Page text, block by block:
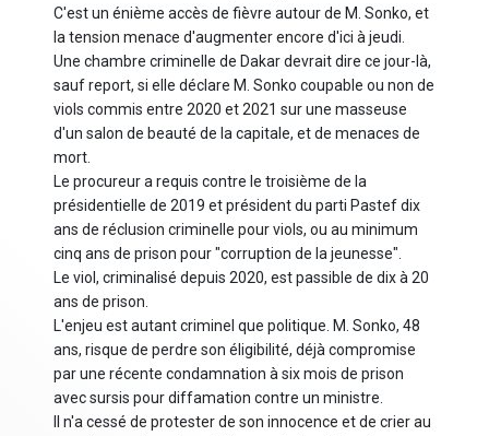
C'est un énième accès de fièvre autour de M. Sonko, et
la tension menace d'augmenter encore d'ici à jeudi.
Une chambre criminelle de Dakar devrait dire ce jour-là,
sauf report, si elle déclare M. Sonko coupable ou non de
viols commis entre 2020 et 2021 sur une masseuse
d'un salon de beauté de la capitale, et de menaces de
mort.
Le procureur a requis contre le troisième de la
présidentielle de 2019 et président du parti Pastef dix
ans de réclusion criminelle pour viols, ou au minimum
cinq ans de prison pour "corruption de la jeunesse".
Le viol, criminalisé depuis 2020, est passible de dix à 20
ans de prison.
L'enjeu est autant criminel que politique. M. Sonko, 48
ans, risque de perdre son éligibilité, déjà compromise
par une récente condamnation à six mois de prison
avec sursis pour diffamation contre un ministre.
Il n'a cessé de protester de son innocence et de crier au